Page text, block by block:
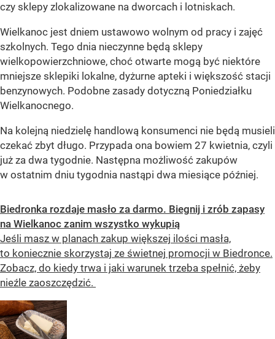
czy sklepy zlokalizowane na dworcach i lotniskach.
Wielkanoc jest dniem ustawowo wolnym od pracy i zajęć
szkolnych. Tego dnia nieczynne będą sklepy
wielkopowierzchniowe, choć otwarte mogą być niektóre
mniejsze sklepiki lokalne, dyżurne apteki i większość stacji
benzynowych. Podobne zasady dotyczną Poniedziałku
Wielkanocnego.
Na kolejną niedzielę handlową konsumenci nie będą musieli
czekać zbyt długo. Przypada ona bowiem 27 kwietnia, czyli
już za dwa tygodnie. Następna możliwość zakupów
w ostatnim dniu tygodnia nastąpi dwa miesiące później.
Biedronka rozdaje masło za darmo. Biegnij i zrób zapasy
na Wielkanoc zanim wszystko wykupią
Jeśli masz w planach zakup większej ilości masła,
to koniecznie skorzystaj ze świetnej promocji w Biedronce.
Zobacz, do kiedy trwa i jaki warunek trzeba spełnić, żeby
nieźle zaoszczędzić.